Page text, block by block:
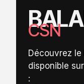
CSN
Découvrez
disponible
: